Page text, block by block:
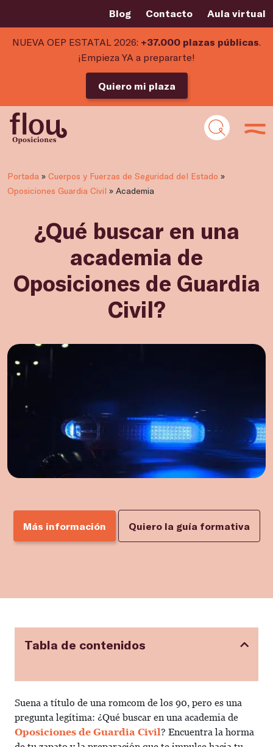
Blog Contacto Aula virtual
NUEVA OEP ESTATAL 2026: +37.000 plazas públicas.
¡Empieza YA a prepararte!
Quiero mi plaza
Portada » Cuerpos y Fuerzas de Seguridad del Estado »
Oposiciones Guardia Civil » Academia
¿Qué buscar en una
academia de
Oposiciones de Guardia
Civil?
Más información Quiero la guía formativa
Tabla de contenidos
Suena a título de una romcom de los 90, pero es una
pregunta legítima: ¿Qué buscar en una academia de
Oposiciones de Guardia Civil? Encuentra la horma